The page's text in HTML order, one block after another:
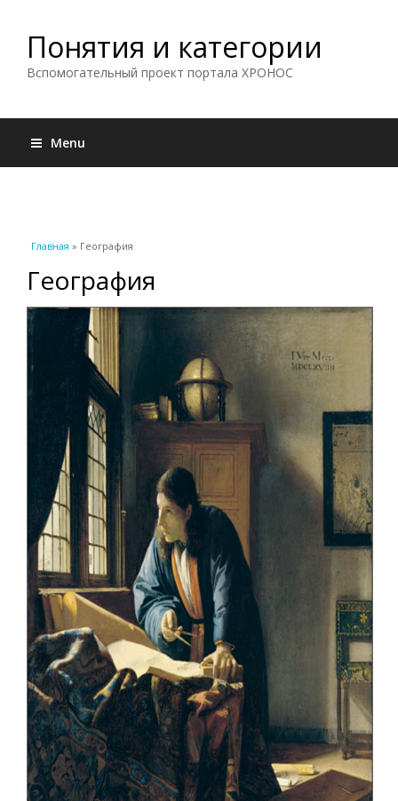
Понятия и категории
Вспомогательный проект портала ХРОНОС
Menu
Вы здесь
Главная » География
География